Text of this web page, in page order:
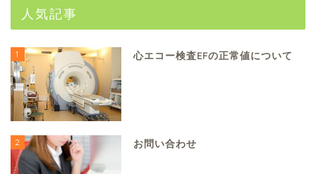
人気記事
1 心エコー検査EFの正常値について
2 お問い合わせ